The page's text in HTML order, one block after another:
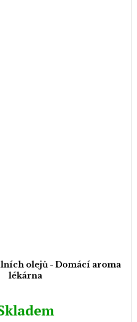
olejů - Domácí aroma
lékárna